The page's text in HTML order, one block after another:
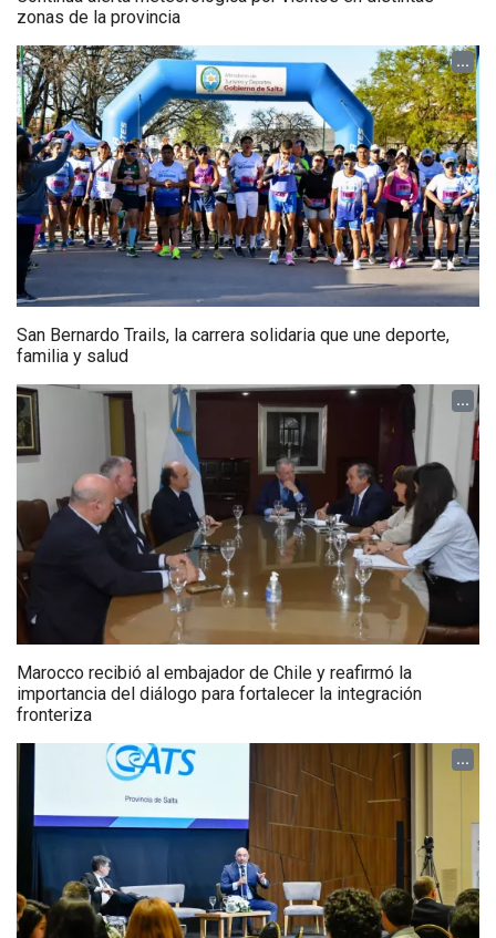
zonas de la provincia
...
San Bernardo Trails, la carrera solidaria que une deporte,
familia y salud
...
Marocco recibió al embajador de Chile y reafirmó la
importancia del diálogo para fortalecer la integración
fronteriza
...